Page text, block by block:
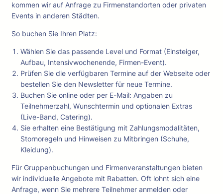
kommen wir auf Anfrage zu Firmenstandorten oder privaten
Events in anderen Städten.
So buchen Sie Ihren Platz:
Wählen Sie das passende Level und Format (Einsteiger,
Aufbau, Intensivwochenende, Firmen-Event).
Prüfen Sie die verfügbaren Termine auf der Webseite oder
bestellen Sie den Newsletter für neue Termine.
Buchen Sie online oder per E-Mail: Angaben zu
Teilnehmerzahl, Wunschtermin und optionalen Extras
(Live-Band, Catering).
Sie erhalten eine Bestätigung mit Zahlungsmodalitäten,
Stornoregeln und Hinweisen zu Mitbringen (Schuhe,
Kleidung).
Für Gruppenbuchungen und Firmenveranstaltungen bieten
wir individuelle Angebote mit Rabatten. Oft lohnt sich eine
Anfrage, wenn Sie mehrere Teilnehmer anmelden oder